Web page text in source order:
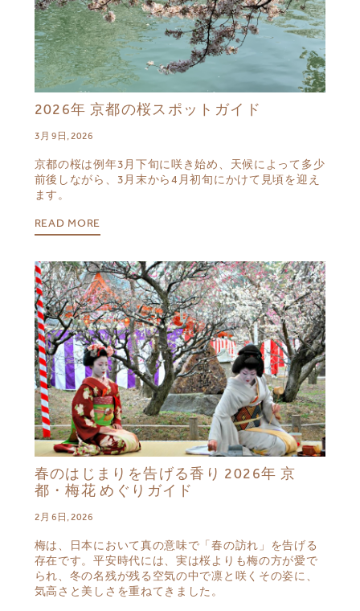
2026年 京都の桜スポットガイド
3月 9日, 2026
京都の桜は例年3月下旬に咲き始め、天候によって多少
前後しながら、3月末から4月初旬にかけて見頃を迎え
ます。
READ MORE
春のはじまりを告げる香り 2026年 京
都・梅花 めぐりガイド
2月 6日, 2026
梅は、日本において真の意味で「春の訪れ」を告げる
存在です。平安時代には、実は桜よりも梅の方が愛で
られ、冬の名残が残る空気の中で凛と咲くその姿に、
気高さと美しさを重ねてきました。